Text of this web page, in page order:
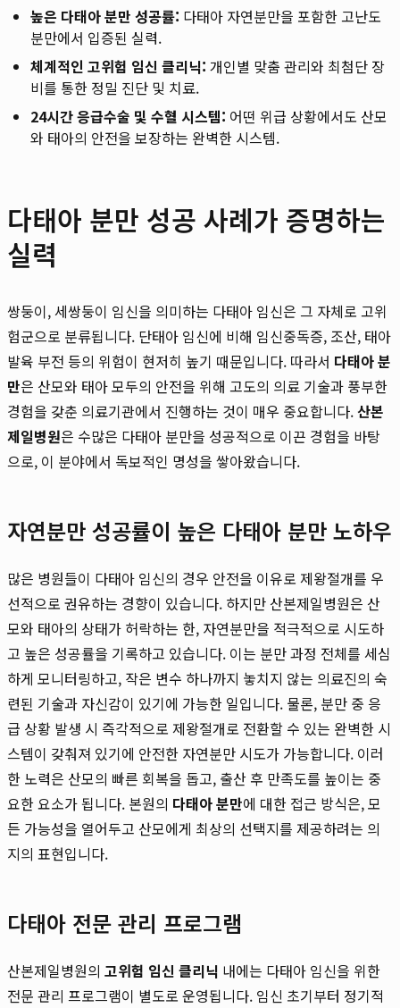
높은 다태아 분만 성공률: 다태아 자연분만을 포함한 고난도
분만에서 입증된 실력.
체계적인 고위험 임신 클리닉: 개인별 맞춤 관리와 최첨단 장
비를 통한 정밀 진단 및 치료.
24시간 응급수술 및 수혈 시스템: 어떤 위급 상황에서도 산모
와 태아의 안전을 보장하는 완벽한 시스템.
다태아 분만 성공 사례가 증명하는
실력
쌍둥이, 세쌍둥이 임신을 의미하는 다태아 임신은 그 자체로 고위
험군으로 분류됩니다. 단태아 임신에 비해 임신중독증, 조산, 태아
발육 부전 등의 위험이 현저히 높기 때문입니다. 따라서 다태아 분
만은 산모와 태아 모두의 안전을 위해 고도의 의료 기술과 풍부한
경험을 갖춘 의료기관에서 진행하는 것이 매우 중요합니다.산본
제일병원은 수많은 다태아 분만을 성공적으로 이끈 경험을 바탕
으로, 이 분야에서 독보적인 명성을 쌓아왔습니다.
자연분만 성공률이 높은 다태아 분만 노하우
많은 병원들이 다태아 임신의 경우 안전을 이유로 제왕절개를 우
선적으로 권유하는 경향이 있습니다. 하지만 산본제일병원은 산
모와 태아의 상태가 허락하는 한, 자연분만을 적극적으로 시도하
고 높은 성공률을 기록하고 있습니다. 이는 분만 과정 전체를 세심
하게 모니터링하고, 작은 변수 하나까지 놓치지 않는 의료진의 숙
련된 기술과 자신감이 있기에 가능한 일입니다. 물론, 분만 중 응
급 상황 발생 시 즉각적으로 제왕절개로 전환할 수 있는 완벽한 시
스템이 갖춰져 있기에 안전한 자연분만 시도가 가능합니다. 이러
한 노력은 산모의 빠른 회복을 돕고, 출산 후 만족도를 높이는 중
요한 요소가 됩니다. 본원의 다태아 분만에 대한 접근 방식은, 모
든 가능성을 열어두고 산모에게 최상의 선택지를 제공하려는 의
지의 표현입니다.
다태아 전문 관리 프로그램
산본제일병원의 고위험 임신 클리닉 내에는 다태아 임신을 위한
전문 관리 프로그램이 별도로 운영됩니다. 임신 초기부터 정기적